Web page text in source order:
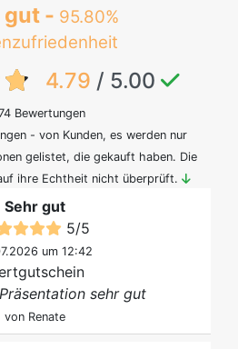
gut - 95.80%
rating}
4.79 / 5.00
Bewertungen
- von Kunden, es werden nur
gelistet, die gekauft haben. Die
ihre Echtheit nicht überprüft.
Sehr gut
5/5
um 12:42
sehr gut
von Renate